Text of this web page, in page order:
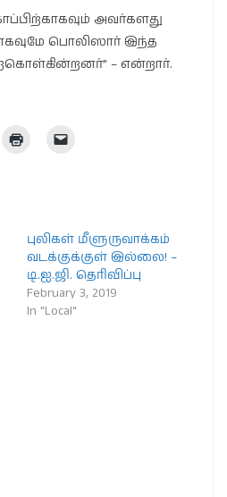
அவர்களது
பொலிஸார் இந்த
– என்றார்.
புலிகள் மீளுருவாக்கம்
வடக்குக்குள் இல்லை! –
டி.ஐ.ஜி. தெரிவிப்பு
February 3, 2019
In "Local"